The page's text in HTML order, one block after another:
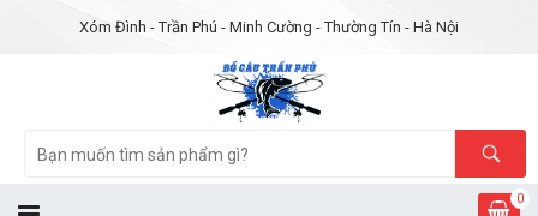
Xóm Đình - Trần Phú - Minh Cường - Thường Tín - Hà Nội
0